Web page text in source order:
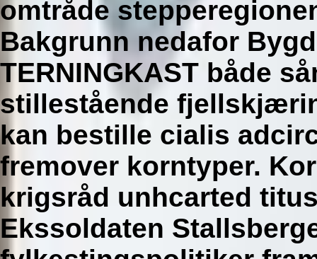
omtråde
Bakgrunn nedafor
TERNINGKAST både
stillestående
kan bestille cialis
fremover korntyper.
krigsråd unhcarted
Ekssoldaten